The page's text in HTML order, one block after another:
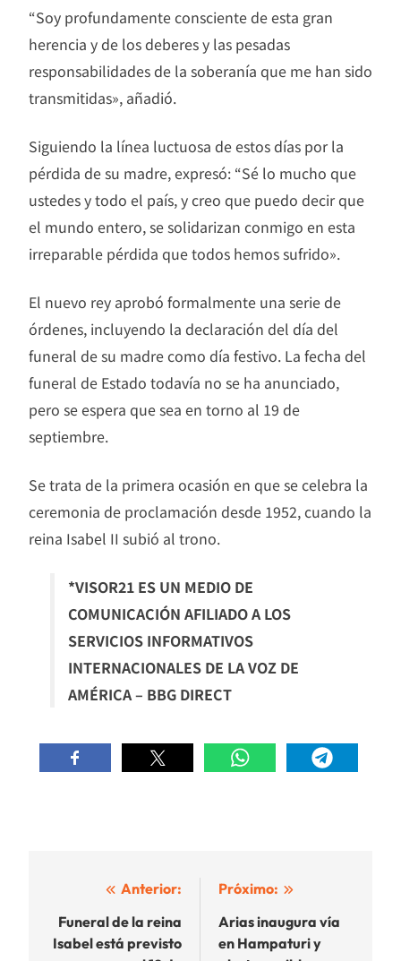
“Soy profundamente consciente de esta gran
herencia y de los deberes y las pesadas
responsabilidades de la soberanía que me han sido
transmitidas», añadió.
Siguiendo la línea luctuosa de estos días por la
pérdida de su madre, expresó: “Sé lo mucho que
ustedes y todo el país, y creo que puedo decir que
el mundo entero, se solidarizan conmigo en esta
irreparable pérdida que todos hemos sufrido».
El nuevo rey aprobó formalmente una serie de
órdenes, incluyendo la declaración del día del
funeral de su madre como día festivo. La fecha del
funeral de Estado todavía no se ha anunciado,
pero se espera que sea en torno al 19 de
septiembre.
Se trata de la primera ocasión en que se celebra la
ceremonia de proclamación desde 1952, cuando la
reina Isabel II subió al trono.
*VISOR21 ES UN MEDIO DE
COMUNICACIÓN AFILIADO A LOS
SERVICIOS INFORMATIVOS
INTERNACIONALES DE LA VOZ DE
AMÉRICA – BBG DIRECT
Navegación
de
Anterior:
Funeral de la reina
Isabel está previsto
Próximo:
Arias inaugura vía
en Hampaturi y